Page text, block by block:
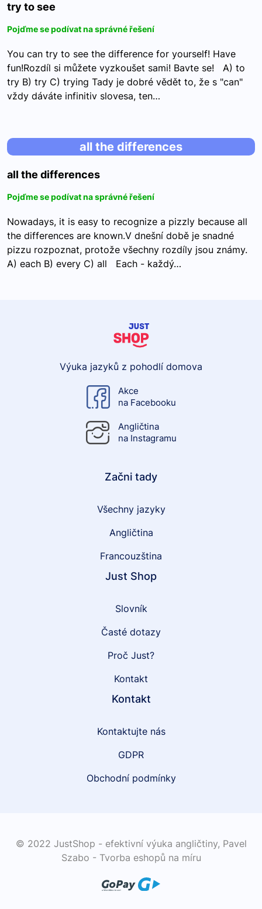
try to see
Pojďme se podívat na správné řešení
You can try to see the difference for yourself! Have
fun!Rozdíl si můžete vyzkoušet sami! Bavte se! A) to
try B) try C) trying Tady je dobré vědět to, že s "can"
vždy dáváte infinitiv slovesa, ten…
all the differences
all the differences
Pojďme se podívat na správné řešení
Nowadays, it is easy to recognize a pizzly because all
the differences are known.V dnešní době je snadné
pizzu rozpoznat, protože všechny rozdíly jsou známy.
A) each B) every C) all Each - každý…
Výuka jazyků z pohodlí domova
Akce
na Facebooku
Angličtina
na Instagramu
Začni tady
Všechny jazyky
Angličtina
Francouzština
Just Shop
Slovník
Časté dotazy
Proč Just?
Kontakt
Kontakt
Kontaktujte nás
GDPR
Obchodní podmínky
© 2022 JustShop - efektivní výuka angličtiny, Pavel
Szabo - Tvorba eshopů na míru